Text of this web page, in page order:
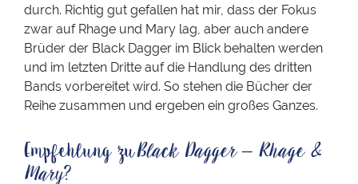
durch. Richtig gut gefallen hat mir, dass der Fokus
zwar auf Rhage und Mary lag, aber auch andere
Brüder der Black Dagger im Blick behalten werden
und im letzten Dritte auf die Handlung des dritten
Bands vorbereitet wird. So stehen die Bücher der
Reihe zusammen und ergeben ein großes Ganzes.
Empfehlung zuBlack Dagger – Rhage &
Mary?